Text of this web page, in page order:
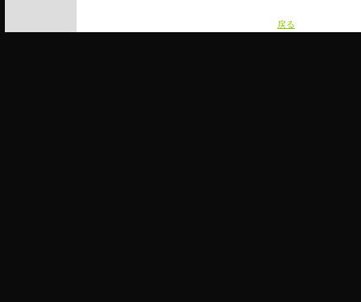
戻る